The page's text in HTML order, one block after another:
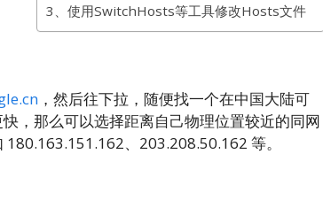
3、使用SwitchHosts等工具修改Hosts文件
，然后往下拉，随便找一个在中国大陆可
，那么可以选择距离自己物理位置较近的同网
、203.208.50.162 等。